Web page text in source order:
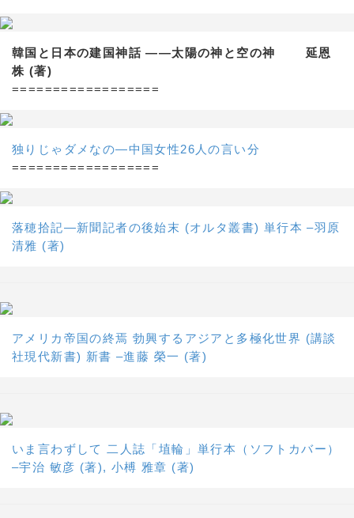
韓国と日本の建国神話 ——太陽の神と空の神 延恩
株 (著)
==================
独りじゃダメなの―中国女性26人の言い分
==================
落穂拾記―新聞記者の後始末 (オルタ叢書) 単行本 –羽原
清雅 (著)
アメリカ帝国の終焉 勃興するアジアと多極化世界 (講談
社現代新書) 新書 –進藤 榮一 (著)
いま言わずして 二人誌「埴輪」単行本（ソフトカバー）
–宇治 敏彦 (著), 小榑 雅章 (著)